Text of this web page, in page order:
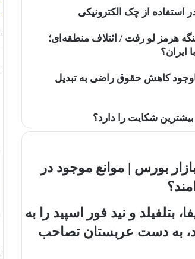
استفاده از چک الکترونیکی
هرمز لو رفت / ائتلاف منطقه‌ای؛
ایران؟
کاهش حقوق راضی به تبدیل
شکایت را دارد؟
بورس | موانع موجود در
بتلفیلد و نید فور اسپید را به
به دست عربستان تصاحب